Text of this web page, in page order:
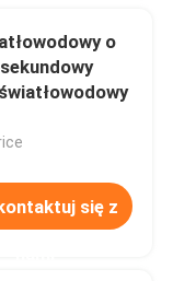
o
się z